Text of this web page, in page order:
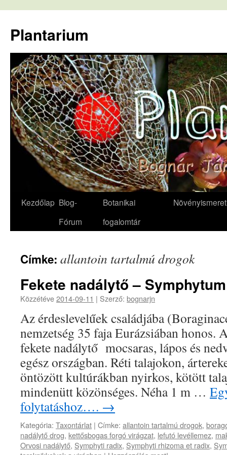
tartalomba
Plantarium
Kezdőlap Blog-
Fórum
Botanikai
fogalomtár
Növényismeret
Címke: allantoin tartalmú drogok
Fekete nadálytő –
Közzétéve2014-09-11 | Szerző: bognarjn
Az érdeslevelűek családjába
nemzetség 35 faja Eurázsiában honos.
fekete nadálytő mocsaras, lápos és
egész országban. Réti talajokon,
öntözött kultúrákban nyirkos, kötött
mindenütt közönséges. Néha 1 m …
folytatáshoz…. →
Kategória: Taxontárlat | Címke: allantoin tartalmú drogok,
nadálytő drog, kettősbogas forgó virágzat, lefutó levéllemez,
Orvosi nadálytő, Symphyti radix, Symphyti rhizoma et radix,